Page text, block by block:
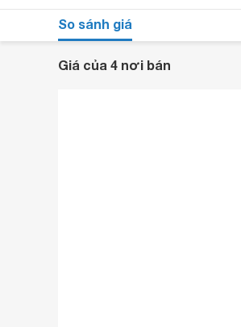
So sánh giá
Giá của 4 nơi bán